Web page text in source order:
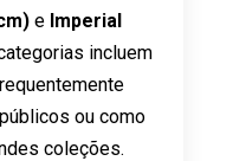
e Imperial
incluem
ou como
coleções.